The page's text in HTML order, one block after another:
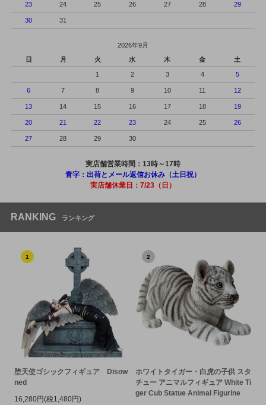
23 24 25 26 27 28 29
30 31
2026年9月
日
月 火 水 木 金 土
1 2 3 4 5
6 7 8 9 10 11 12
13 14 15 16 17 18 19
20 21 22 23 24 25 26
27 28 29 30
実店舗営業時間：13時～17時
青字：出荷とメール返信お休み（土日祝）
実店舗休業日：7/23（日）
RANKING ランキング
1
堕天使ゴシックフィギュア Disow
ned
16,280円(税1,480円)
2
ホワイトタイガー・白虎の子供 スタ
チュー アニマルフィギュア White Ti
ger Cub Statue Animal Figurine